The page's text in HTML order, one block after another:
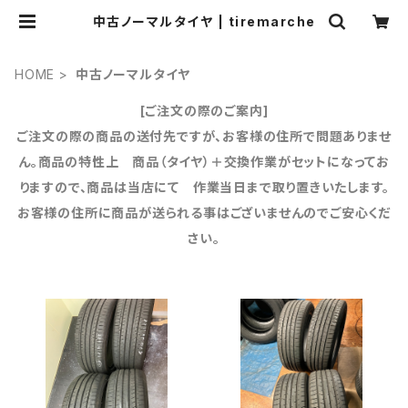
中古ノーマルタイヤ | tiremarche
HOME 中古ノーマルタイヤ
[ご注文の際のご案内]
ご注文の際の商品の送付先ですが、お客様の住所で問題ありませ
ん。商品の特性上 商品（タイヤ）＋交換作業がセットになってお
りますので、商品は当店にて 作業当日まで取り置きいたします。
お客様の住所に商品が送られる事はございませんのでご安心くだ
さい。